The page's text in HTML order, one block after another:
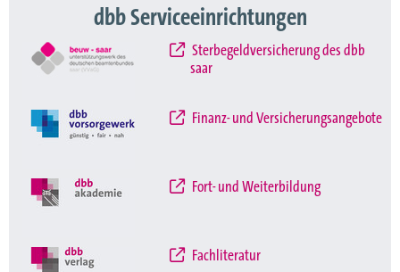
dbb Serviceeinrichtungen
Sterbegeldversicherung des dbb
saar
Finanz- und Versicherungsangebote
Fort- und Weiterbildung
Fachliteratur